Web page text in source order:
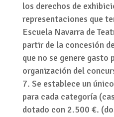
los derechos de
representaciones que
Escuela Navarra de
partir de la concesión
que no se genere
organización del
Se establece un
para cada categoría
dotado con 2.500 €.